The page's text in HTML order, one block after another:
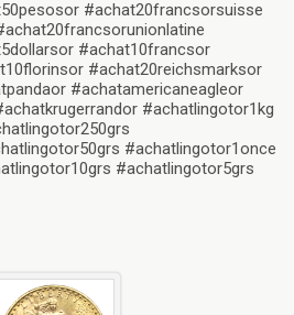
#achat20francsorsuisse
#achat10francsor
#achat20reichsmarksor
#achatamericaneagleor
#achatlingotor1kg
#achatlingotor1once
#achatlingotor5grs